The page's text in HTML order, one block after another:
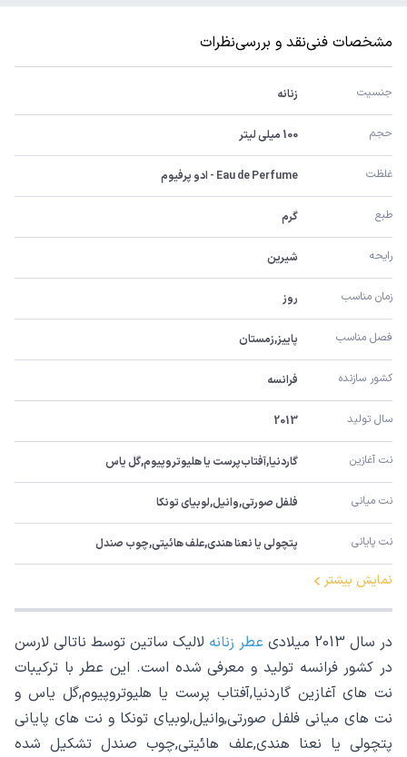
مشخصات فنینقد و بررسینظرات
جنسیت زنانه
حجم 100 میلی لیتر
غلظت Eau de Perfume - ادو پرفیوم
طبع گرم
رایحه شیرین
زمان مناسب روز
فصل مناسب پاییز,زمستان
کشور سازنده فرانسه
سال تولید 2013
نت آغازین گاردنیا,آفتاب‌پرست یا هلیوتروپیوم,گل یاس
نت میانی فلفل صورتی,وانیل,لوبیای تونکا
نت پایانی پتچولی یا نعنا هندی,علف هائیتی,چوب صندل
نمایش بیشتر
در سال 2013 میلادی عطر زنانه لالیک ساتین توسط ناتالی لارسن
در کشور فرانسه تولید و معرفی شده است. این عطر با ترکیبات
نت های آغازین گاردنیا,آفتاب پرست یا هلیوتروپیوم,گل یاس و
نت های میانی فلفل صورتی,وانیل,لوبیای تونکا و نت های پایانی
پتچولی یا نعنا هندی,علف هائیتی,چوب صندل تشکیل شده